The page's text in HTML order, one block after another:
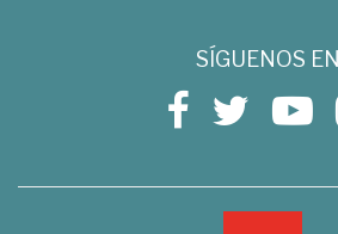
SÍGUENOS EN